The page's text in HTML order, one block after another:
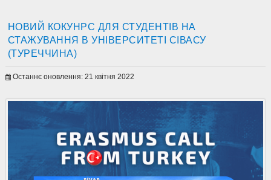
НОВИЙ КОКУНРС ДЛЯ СТУДЕНТІВ НА
СТАЖУВАННЯ В УНІВЕРСИТЕТІ СІВАСУ
(ТУРЕЧЧИНА)
Останнє оновлення: 21 квітня 2022